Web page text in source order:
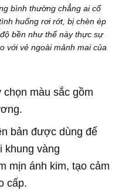
bình thường chẳng ai cố
huống rơi rớt, bị chèn ép
bền như thế này thực sự
với vẻ ngoài mảnh mai của
chọn màu sắc gồm
bản được dùng để
khung vàng
mịn ánh kim, tạo cảm
cấp.